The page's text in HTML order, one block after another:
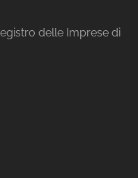
delle Imprese di